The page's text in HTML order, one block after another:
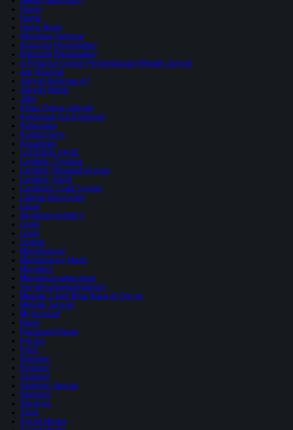
Home
Home
Home Base
Informasi Seminar
Instructor Registration
Instructor Registration
ix Petunjuk Umum Pembelajaran Metode Jariyah
Jari Hijaiyah
Jariyah halaman 47
Jariyah Home
Jobs
Kelas Online Jariyah
Kelompok huruf hijaiyah
Keranjang
Kontak Kami
Kosantren
LANDING PAGE
Landing: Courses
Landing: Request Access
Landing: SaaS
Landings: Lead Course
Latihan Baca Kata
Learn
lengkung bertitik 1
Login
Login
Logout
Maintenance
Maintenance Mode
Members
Mengenal tanda baca
mengenalmetodejariyah
Metode 2 Jam Bisa Baca Al Qur’an
Metode Jariyah
My account
News
Password Reset
Pricing
Priv2
Register
Register
Seminar
Seminar Januari
Services
Services
Shop
Social Media